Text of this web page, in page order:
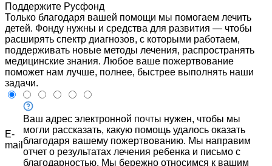
Поддержите Русфонд
Только благодаря вашей помощи мы помогаем лечить
детей. Фонду нужны и средства для развития — чтобы
расширять спектр диагнозов, с которыми работаем,
поддерживать новые методы лечения, распространять
медицинские знания. Любое ваше пожертвование
поможет нам лучше, полнее, быстрее выполнять наши
задачи.
E-
mail
Ваш адрес электронной почты нужен, чтобы мы
могли рассказать, какую помощь удалось оказать
благодаря вашему пожертвованию. Мы направим
отчет о результатах лечения ребенка и письмо с
благодарностью. Мы бережно относимся к вашим